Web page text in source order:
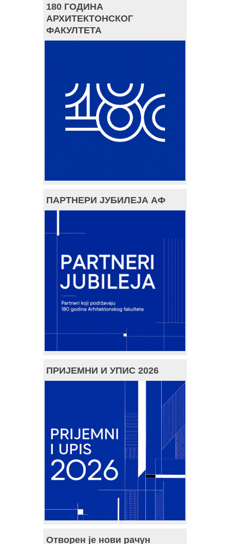
180 ГОДИНА
АРХИТЕКТОНСКОГ
ФАКУЛТЕТА
ПАРТНЕРИ ЈУБИЛЕЈА АФ
ПРИЈЕМНИ И УПИС 2026
Отворен је нови рачун